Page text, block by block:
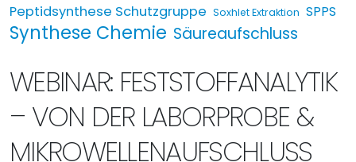
Peptidsynthese Schutzgruppe Soxhlet Extraktion SPPS
Synthese Chemie Säureaufschluss
WEBINAR: FESTSTOFFANALYTIK
– VON DER LABORPROBE &
MIKROWELLENAUFSCHLUSS